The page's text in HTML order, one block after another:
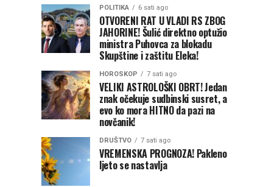
POLITIKA 6 sati ago
OTVORENI RAT U VLADI RS ZBOG
JAHORINE! Šulić direktno optužio
ministra Puhovca za blokadu
Skupštine i zaštitu Eleka!
HOROSKOP 7 sati ago
VELIKI ASTROLOŠKI OBRT! Jedan
znak očekuje sudbinski susret, a
evo ko mora HITNO da pazi na
novčanik!
DRUŠTVO 7 sati ago
VREMENSKA PROGNOZA! Pakleno
ljeto se nastavlja